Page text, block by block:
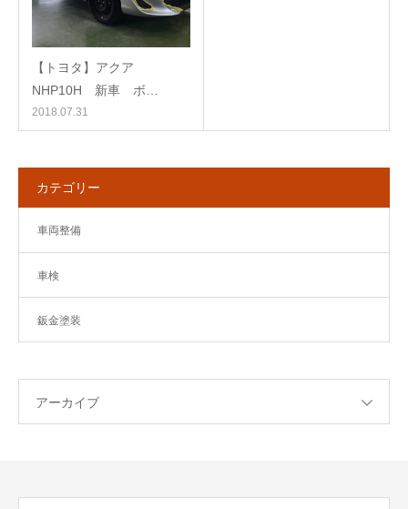
【トヨタ】アクア
NHP10H 新車 ボ…
2018.07.31
カテゴリー
車両整備
車検
鈑金塗装
アーカイブ